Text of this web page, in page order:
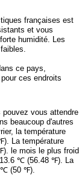
françaises est
et vous
humidité. Les
ce pays,
ces endroits
pouvez vous attendre
beaucoup d'autres
la température
La température
le mois le plus froid
℃ (56.48 ℉). La
℃ (50 ℉).